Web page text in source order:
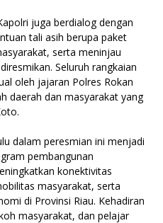
juga berdialog dengan
tali asih berupa paket
serta meninjau
Seluruh rangkaian
oleh jajaran Polres Rokan
daerah dan masyarakat yang
dalam peresmian ini menjadi
pembangunan
konektivitas
masyarakat, serta
di Provinsi Riau. Kehadiran
masyarakat, dan pelajar